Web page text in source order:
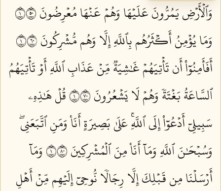
وَٱلۡأَرۡضِ يَمُرُّونَ عَلَيۡهَا وَهُمۡ عَنۡهَا مُعۡرِضُونَ ١٠٥
وَمَا يُؤۡمِنُ أَكۡثَرُهُم بِٱللَّهِ إِلَّا وَهُم مُّشۡرِكُونَ ١٠٦
أَفَأَمِنُوٓاْ أَن تَأۡتِيَهُمۡ غَٰشِيَةٞ مِّنۡ عَذَابِ ٱللَّهِ أَوۡ تَأۡتِيَهُمُ
ٱلسَّاعَةُ بَغۡتَةٗ وَهُمۡ لَا يَشۡعُرُونَ ١٠٧
قُلۡ هَٰذِهِۦ
سَبِيلِيٓ أَدۡعُوٓاْ إِلَى ٱللَّهِۚ عَلَىٰ بَصِيرَةٍ أَنَا۠ وَمَنِ ٱتَّبَعَنِيۖ
وَسُبۡحَٰنَ ٱللَّهِ وَمَآ أَنَا۠ مِنَ ٱلۡمُشۡرِكِينَ ١٠٨
وَمَآ
أَرۡسَلۡنَا مِن قَبۡلِكَ إِلَّا رِجَالٗا نُّوحِيٓ إِلَيۡهِم مِّنۡ أَهۡلِ